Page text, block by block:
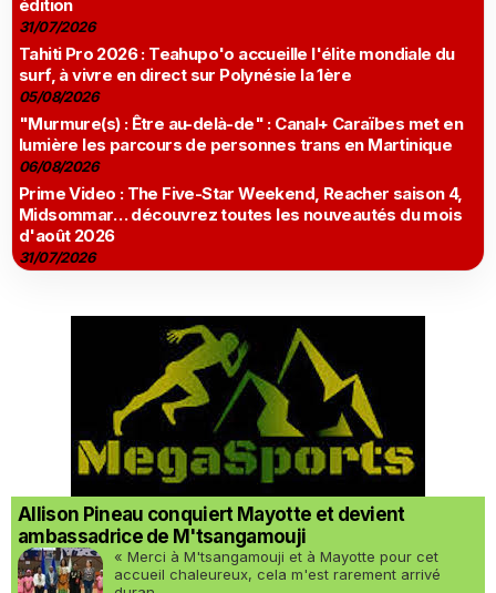
édition
31/07/2026
Tahiti Pro 2026 : Teahupo'o accueille l'élite mondiale du
surf, à vivre en direct sur Polynésie la 1ère
05/08/2026
"Murmure(s) : Être au-delà-de" : Canal+ Caraïbes met en
lumière les parcours de personnes trans en Martinique
06/08/2026
Prime Video : The Five-Star Weekend, Reacher saison 4,
Midsommar… découvrez toutes les nouveautés du mois
d'août 2026
31/07/2026
Allison Pineau conquiert Mayotte et devient
ambassadrice de M'tsangamouji
« Merci à M'tsangamouji et à Mayotte pour cet
accueil chaleureux, cela m'est rarement arrivé